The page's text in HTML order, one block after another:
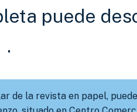
puede
.
de la revista en papel,